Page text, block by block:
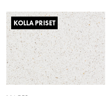
KOLLA PRISET